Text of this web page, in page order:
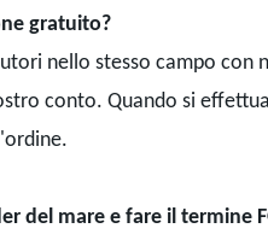
gratuito?
nello stesso campo
conto. Quando si
del mare e fare il termine